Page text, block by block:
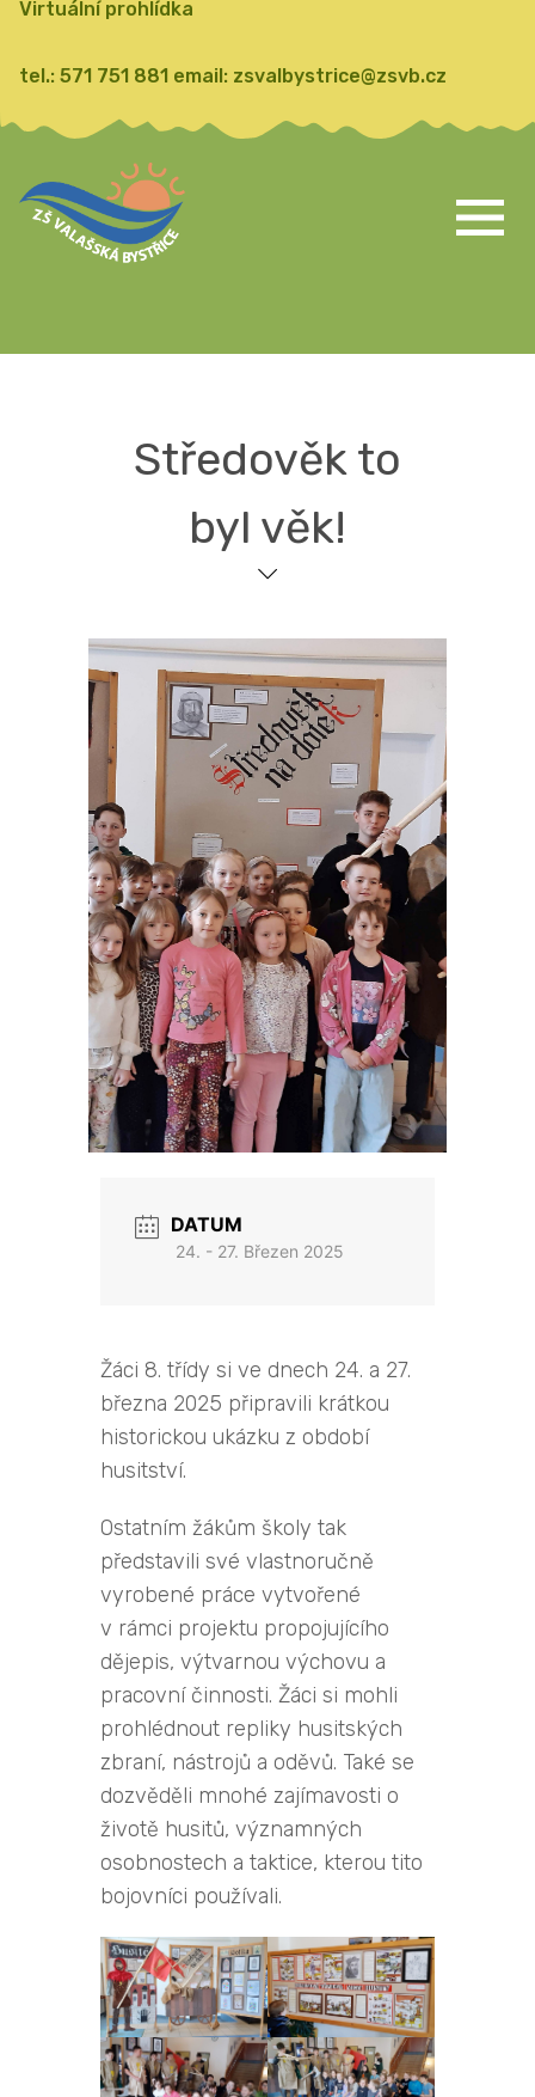
Virtuální prohlídka
tel.: 571 751 881 email: zsvalbystrice@zsvb.cz
Středověk to
byl věk!
DATUM
24. - 27. Březen 2025
Žáci 8. třídy si ve dnech 24. a 27.
března 2025 připravili krátkou
historickou ukázku z období
husitství.
Ostatním žákům školy tak
představili své vlastnoručně
vyrobené práce vytvořené
v rámci projektu propojujícího
dějepis, výtvarnou výchovu a
pracovní činnosti. Žáci si mohli
prohlédnout repliky husitských
zbraní, nástrojů a oděvů. Také se
dozvěděli mnohé zajímavosti o
životě husitů, významných
osobnostech a taktice, kterou tito
bojovníci používali.